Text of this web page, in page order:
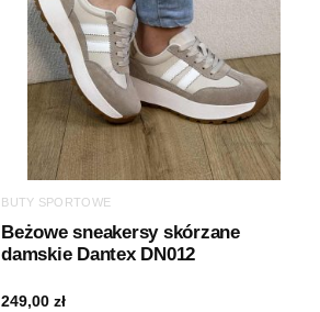
BUTY SPORTOWE
Beżowe sneakersy skórzane
damskie Dantex DN012
249,00zł